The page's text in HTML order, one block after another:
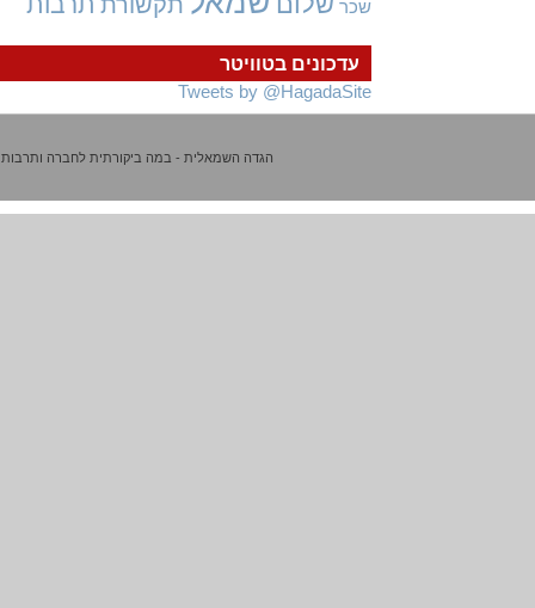
עדכונים בטוויטר
Tweets by @HagadaSite
שכר
הגדה השמאלית - במה ביקורתית לחברה ותרבות